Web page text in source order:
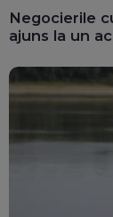
Negocierile
ajuns la un